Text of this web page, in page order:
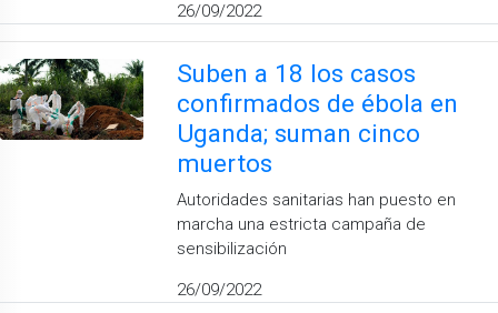
26/09/2022
Suben a 18 los casos
confirmados de ébola en
Uganda; suman cinco
muertos
Autoridades sanitarias han puesto en
marcha una estricta campaña de
sensibilización
26/09/2022